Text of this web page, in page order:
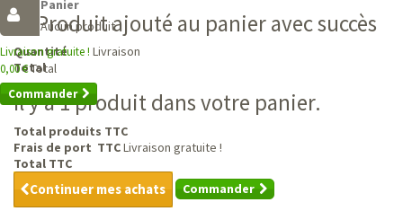
Panier
Aucun produit
Livraison gratuite ! Livraison
0,00 €Total
Commander
Produit ajouté au panier avec succès
Quantité
Total
Il y a 1 produit dans votre panier.
Total produits TTC
Frais de port TTCLivraison gratuite !
Total TTC
Continuer mes achats Commander